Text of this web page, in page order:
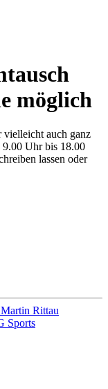
möglich
vielleicht auch ganz
Uhr bis 18.00
lassen oder